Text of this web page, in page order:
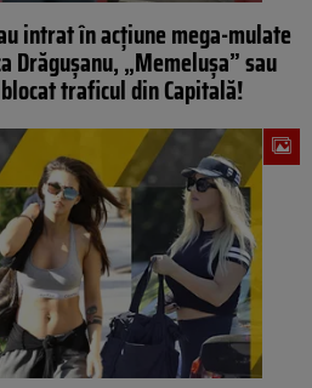
intrat în acţiune mega-mulate
Drăguşanu, „Memeluşa” sau
traficul din Capitală!